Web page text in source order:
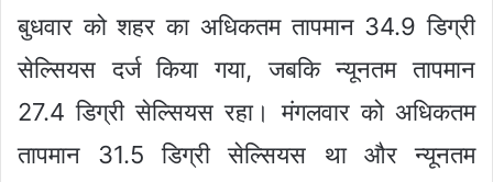
बुधवार को शहर का अधिकतम तापमान 34.9 डिग्री
सेल्सियस दर्ज किया गया, जबकि न्यूनतम तापमान
27.4 डिग्री सेल्सियस रहा। मंगलवार को अधिकतम
तापमान 31.5 डिग्री सेल्सियस था और न्यूनतम